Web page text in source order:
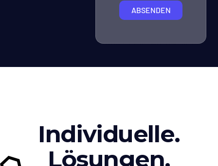
ABSENDEN
Individuelle.
Lösungen.